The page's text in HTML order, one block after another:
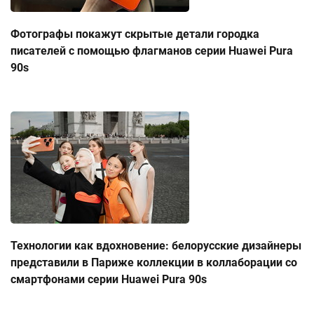
Фотографы покажут скрытые детали городка
писателей с помощью флагманов серии Huawei Pura
90s
Технологии как вдохновение: белорусские дизайнеры
представили в Париже коллекции в коллаборации со
смартфонами серии Huawei Pura 90s